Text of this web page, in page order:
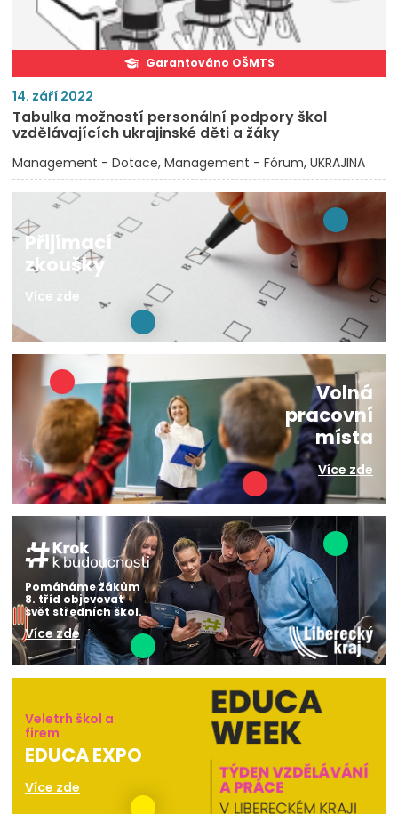
Garantováno OŠMTS
14. září 2022
Tabulka možností personální podpory škol
vzdělávajících ukrajinské děti a žáky
Management - Dotace Management - Fórum UKRAJINA
Přijímací
zkoušky
Více zde
Volná
pracovní
místa
Více zde
Pomáháme žákům
8. tříd objevovat
svět středních škol.
Více zde
Veletrh škol a
firem
EDUCA EXPO
Více zde